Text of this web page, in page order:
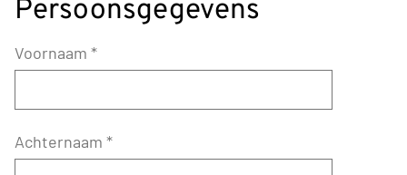
Persoonsgegevens
Voornaam *
Achternaam *